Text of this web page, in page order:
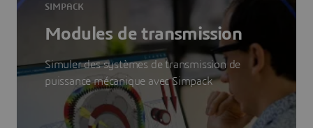
SIMPACK
Modules de transmission
Simuler des systèmes de transmission de
puissance mécanique avec Simpack